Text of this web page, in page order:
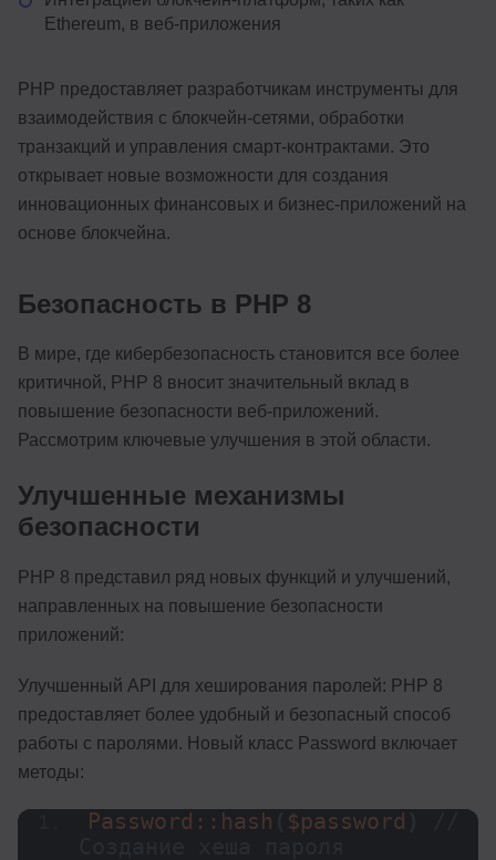
Ethereum, в веб-приложения
PHP предоставляет разработчикам инструменты для
взаимодействия с блокчейн-сетями, обработки
транзакций и управления смарт-контрактами. Это
открывает новые возможности для создания
инновационных финансовых и бизнес-приложений на
основе блокчейна.
Безопасность в PHP 8
В мире, где кибербезопасность становится все более
критичной, PHP 8 вносит значительный вклад в
повышение безопасности веб-приложений.
Рассмотрим ключевые улучшения в этой области.
Улучшенные механизмы
безопасности
PHP 8 представил ряд новых функций и улучшений,
направленных на повышение безопасности
приложений:
Улучшенный API для хеширования паролей: PHP 8
предоставляет более удобный и безопасный способ
работы с паролями. Новый класс Password включает
методы:
Password:: hash $password